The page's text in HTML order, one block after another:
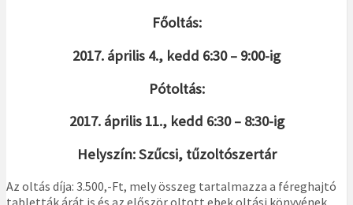
Főoltás:
2017. április 4., kedd 6:30 – 9:00-ig
Pótoltás:
2017. április 11., kedd 6:30 – 8:30-ig
Helyszín: Szűcsi, tűzoltószertár
Az oltás díja: 3.500,-Ft, mely összeg tartalmazza a féreghajtó
tabletták árát is és az először oltott ebek oltási könyvének